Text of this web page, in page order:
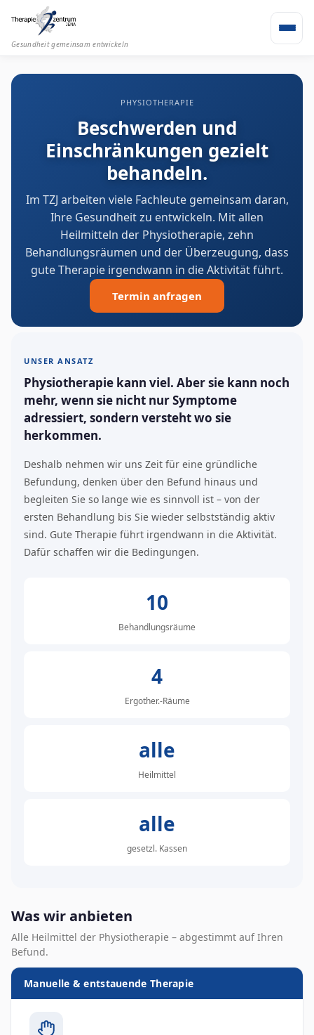
Gesundheit gemeinsam entwickeln
PHYSIOTHERAPIE
Beschwerden und
Einschränkungen gezielt
behandeln.
Im TZJ arbeiten viele Fachleute gemeinsam daran,
Ihre Gesundheit zu entwickeln. Mit allen
Heilmitteln der Physiotherapie, zehn
Behandlungsräumen und der Überzeugung, dass
gute Therapie irgendwann in die Aktivität führt.
Termin anfragen
UNSER ANSATZ
Physiotherapie kann viel. Aber sie kann noch
mehr, wenn sie nicht nur Symptome
adressiert, sondern versteht wo sie
herkommen.
Deshalb nehmen wir uns Zeit für eine gründliche
Befundung, denken über den Befund hinaus und
begleiten Sie so lange wie es sinnvoll ist – von der
ersten Behandlung bis Sie wieder selbstständig aktiv
sind. Gute Therapie führt irgendwann in die Aktivität.
Dafür schaffen wir die Bedingungen.
10
Behandlungsräume
4
Ergother.-Räume
alle
Heilmittel
alle
gesetzl. Kassen
Was wir anbieten
Alle Heilmittel der Physiotherapie – abgestimmt auf Ihren
Befund.
Manuelle & entstauende Therapie